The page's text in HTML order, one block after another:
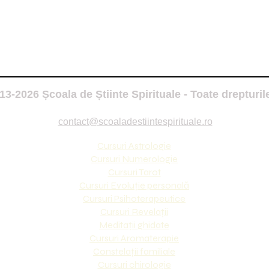
2026 Școala de Știinte Spirituale - Toate
contact@scoaladestiintespirituale.ro
Cursuri Astrologie
Cursuri Numerologie
Cursuri Tarot
Cursuri Evoluție personală
Cursuri Psihoterapeutice
Cursuri Revelații
Meditații ghidate
Cursuri Aromaterapie
Constelații familiale
Cursuri chirologie